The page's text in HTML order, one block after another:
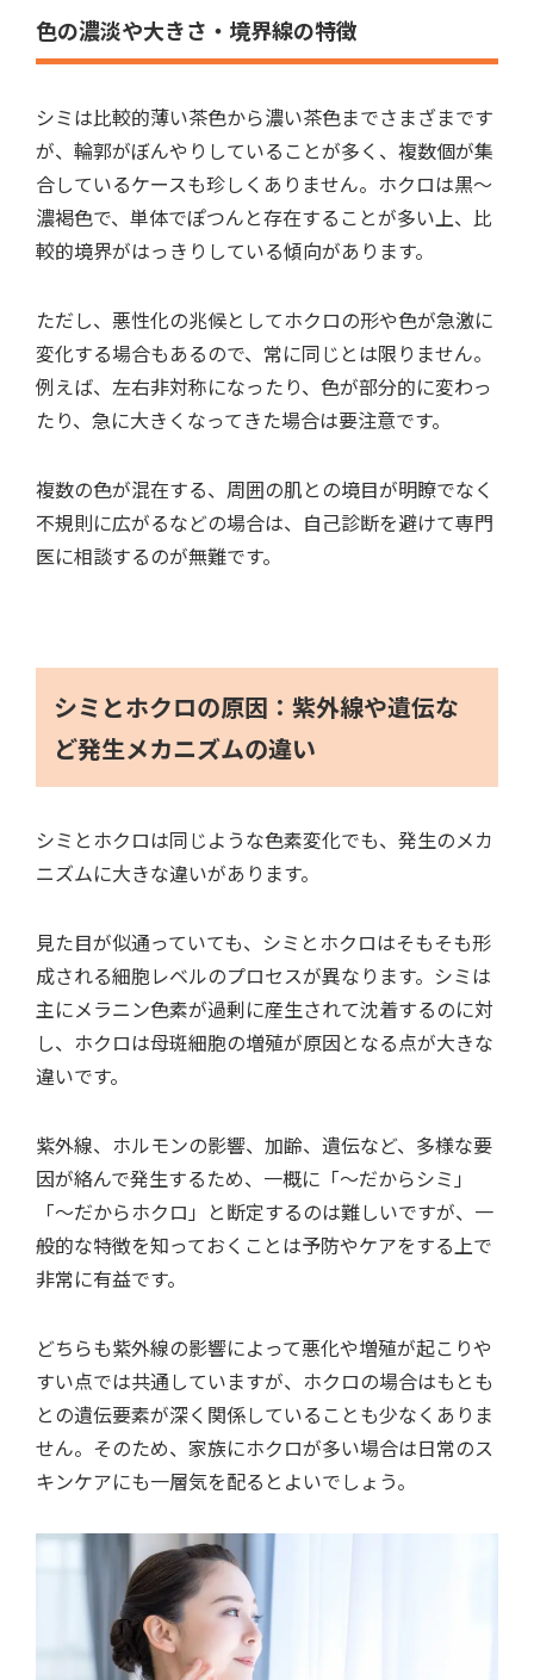
色の濃淡や大きさ・境界線の特徴
シミは比較的薄い茶色から濃い茶色までさまざまです
が、輪郭がぼんやりしていることが多く、複数個が集
合しているケースも珍しくありません。ホクロは黒〜
濃褐色で、単体でぽつんと存在することが多い上、比
較的境界がはっきりしている傾向があります。
ただし、悪性化の兆候としてホクロの形や色が急激に
変化する場合もあるので、常に同じとは限りません。
例えば、左右非対称になったり、色が部分的に変わっ
たり、急に大きくなってきた場合は要注意です。
複数の色が混在する、周囲の肌との境目が明瞭でなく
不規則に広がるなどの場合は、自己診断を避けて専門
医に相談するのが無難です。
シミとホクロの原因：紫外線や遺伝な
ど発生メカニズムの違い
シミとホクロは同じような色素変化でも、発生のメカ
ニズムに大きな違いがあります。
見た目が似通っていても、シミとホクロはそもそも形
成される細胞レベルのプロセスが異なります。シミは
主にメラニン色素が過剰に産生されて沈着するのに対
し、ホクロは母斑細胞の増殖が原因となる点が大きな
違いです。
紫外線、ホルモンの影響、加齢、遺伝など、多様な要
因が絡んで発生するため、一概に「〜だからシミ」
「〜だからホクロ」と断定するのは難しいですが、一
般的な特徴を知っておくことは予防やケアをする上で
非常に有益です。
どちらも紫外線の影響によって悪化や増殖が起こりや
すい点では共通していますが、ホクロの場合はもとも
との遺伝要素が深く関係していることも少なくありま
せん。そのため、家族にホクロが多い場合は日常のス
キンケアにも一層気を配るとよいでしょう。